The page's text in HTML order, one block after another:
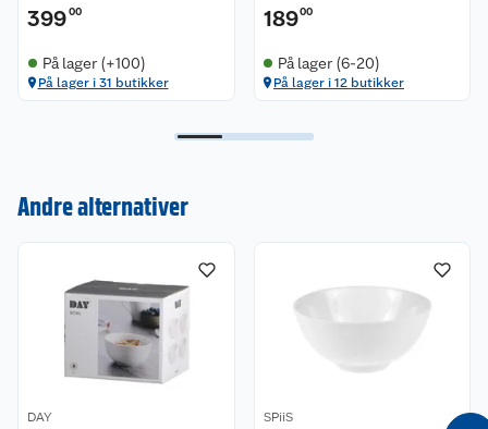
39900
På lager (+100)
På lager i 31 butikker
18900
På lager (6-20)
På lager i 12 butikker
Andre alternativer
DAY SPiiS
Om oss
Våre butikker
Våre merkevarer
Coop kjeder
Kontakt oss
Reklamasjon og garanti
Ofte stilte spørsmål
Betalingsalternativer